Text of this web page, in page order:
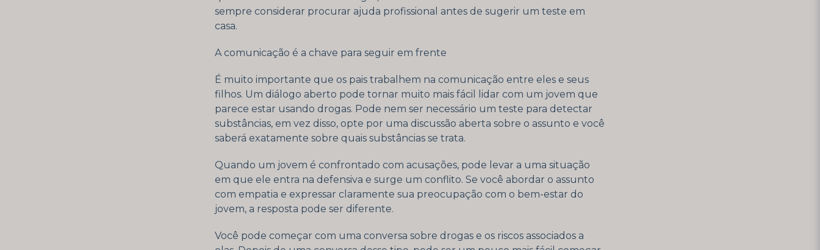
sempre considerar procurar ajuda profissional antes de sugerir um teste em
casa.
A comunicação é a chave para seguir em frente
É muito importante que os pais trabalhem na comunicação entre eles e seus
filhos. Um diálogo aberto pode tornar muito mais fácil lidar com um jovem que
parece estar usando drogas. Pode nem ser necessário um teste para detectar
substâncias, em vez disso, opte por uma discussão aberta sobre o assunto e você
saberá exatamente sobre quais substâncias se trata.
Quando um jovem é confrontado com acusações, pode levar a uma situação
em que ele entra na defensiva e surge um conflito. Se você abordar o assunto
com empatia e expressar claramente sua preocupação com o bem-estar do
jovem, a resposta pode ser diferente.
Você pode começar com uma conversa sobre drogas e os riscos associados a